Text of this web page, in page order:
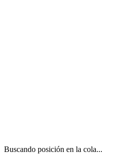
Buscando posición en la cola...